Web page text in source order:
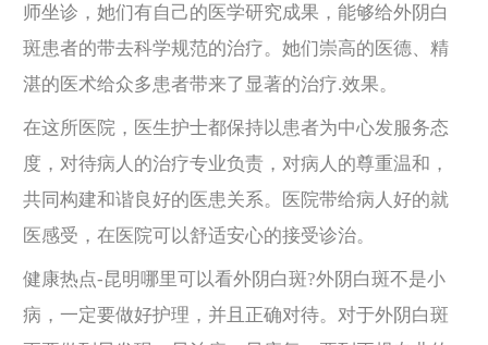
师坐诊，她们有自己的医学研究成果，能够给外阴白
斑患者的带去科学规范的治疗。她们崇高的医德、精
湛的医术给众多患者带来了显著的治疗.效果。
在这所医院，医生护士都保持以患者为中心发服务态
度，对待病人的治疗专业负责，对病人的尊重温和，
共同构建和谐良好的医患关系。医院带给病人好的就
医感受，在医院可以舒适安心的接受诊治。
健康热点-昆明哪里可以看外阴白斑?外阴白斑不是小
病，一定要做好护理，并且正确对待。对于外阴白斑